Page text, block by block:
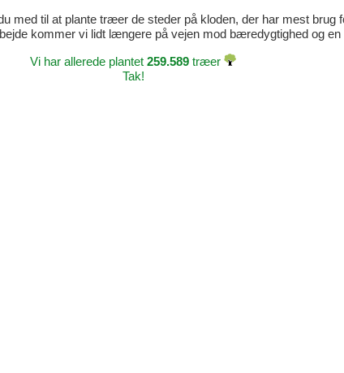
med til at plante træer de steder på kloden, der har mest brug
kommer vi lidt længere på vejen mod bæredygtighed og en
Vi har allerede plantet 259.589 træer
Tak!